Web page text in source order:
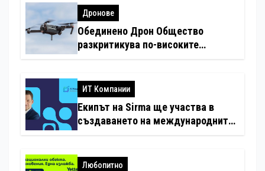
Дронове
Обединено Дрон Общество
разкритикува по-високите
ИТ Компании
Екипът на Sirma ще участва в
създаването на международните
хотелиерството
Любопитно